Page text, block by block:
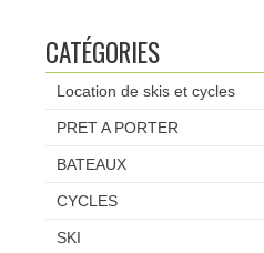
CATÉGORIES
Location de skis et cycles
PRET A PORTER
BATEAUX
CYCLES
SKI